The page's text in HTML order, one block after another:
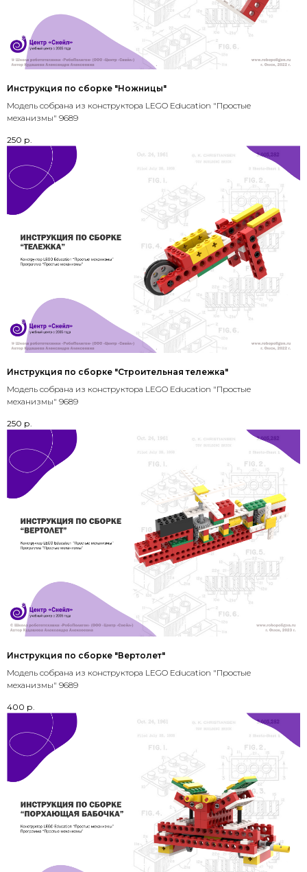
Инструкция по сборке "Ножницы"
Модель собрана из конструктора LEGO Education "Простые
механизмы" 9689
250 р.
Инструкция по сборке "Строительная тележка"
Модель собрана из конструктора LEGO Education "Простые
механизмы" 9689
250 р.
Инструкция по сборке "Вертолет"
Модель собрана из конструктора LEGO Education "Простые
механизмы" 9689
400 р.